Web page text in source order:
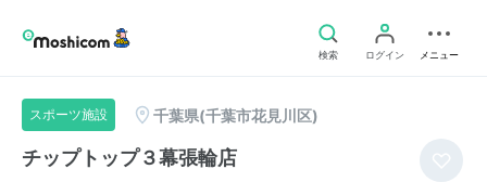
検索 ログイン メニュー
スポーツ施設 千葉県(千葉市花見川区)
チップトップ３幕張輪店